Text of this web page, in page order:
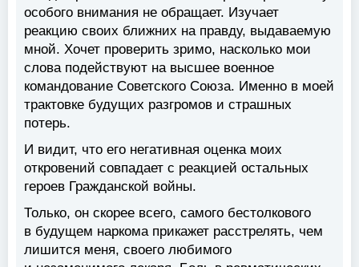
особого внимания не обращает. Изучает
реакцию своих ближних на правду, выдаваемую
мной. Хочет проверить зримо, насколько мои
слова подействуют на высшее военное
командование Советского Союза. Именно в моей
трактовке будущих разгромов и страшных
потерь.
И видит, что его негативная оценка моих
откровений совпадает с реакцией остальных
героев Гражданской войны.
Только, он скорее всего, самого бестолкового
в будущем наркома прикажет расстрелять, чем
лишится меня, своего любимого